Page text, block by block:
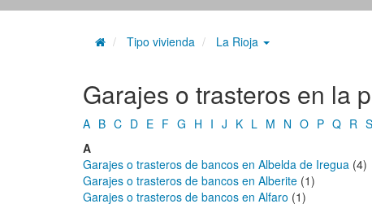
Tipo vivienda La Rioja
Garajes o trasteros en la
A B C D E F G H I J K L M N O P Q R S
A
Garajes o trasteros de bancos en Albelda de Iregua (4)
Garajes o trasteros de bancos en Alberite (1)
Garajes o trasteros de bancos en Alfaro (1)